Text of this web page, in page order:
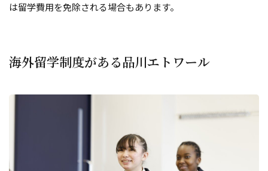
は留学費用を免除される場合もあります。
海外留学制度がある品川エトワール